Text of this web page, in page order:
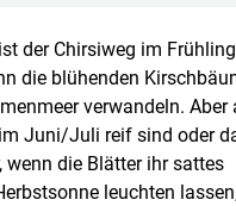
der Chirsiweg im
die blühenden
verwandeln. Aber
Juni/Juli reif sind oder
wenn die Blätter ihr sattes
leuchten